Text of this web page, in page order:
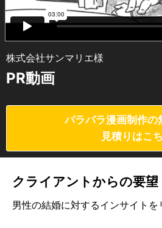
株式会社サンマリエ様
PR動画
パラパラ漫画制作の
見積りはこ
クライアントからの要望
男性の結婚に対するインサイトを